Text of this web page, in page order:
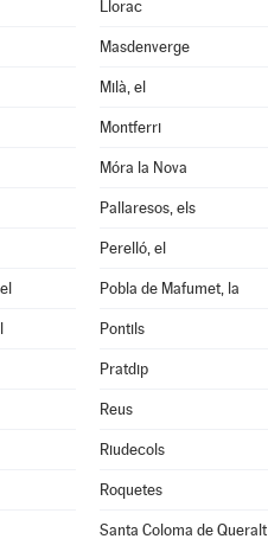
Llorac
Masdenverge
Milà, el
Montferri
Móra la Nova
Pallaresos, els
Perelló, el
Pobla de Mafumet, la
Pontils
Pratdip
Reus
Riudecols
Roquetes
Santa Coloma de Queralt